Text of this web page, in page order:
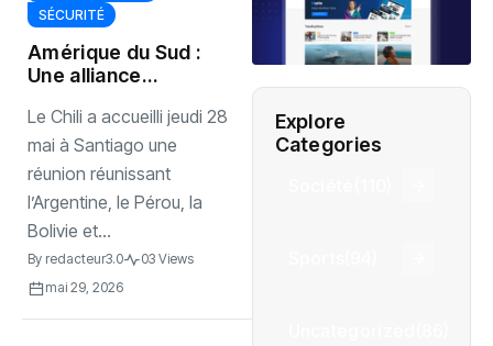
SÉCURITÉ
‎Amérique du Sud :
Une alliance
organisé
‎Le Chili a accueilli jeudi 28
mai à Santiago une
réunion réunissant
l’Argentine, le Pérou, la
Bolivie et...
By redacteur3.0
03 Views
mai 29, 2026
Explore
Categories